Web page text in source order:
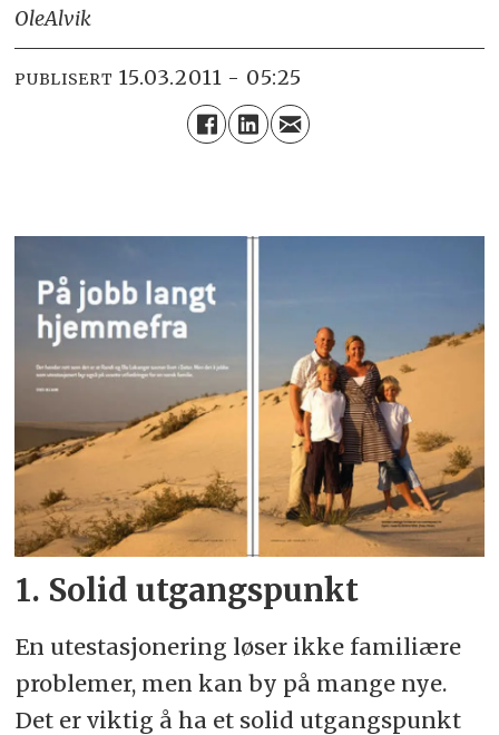
OleAlvik
PUBLISERT 15.03.2011 - 05:25
1. Solid utgangspunkt
En utestasjonering løser ikke familiære
problemer, men kan by på mange nye.
Det er viktig å ha et solid utgangspunkt